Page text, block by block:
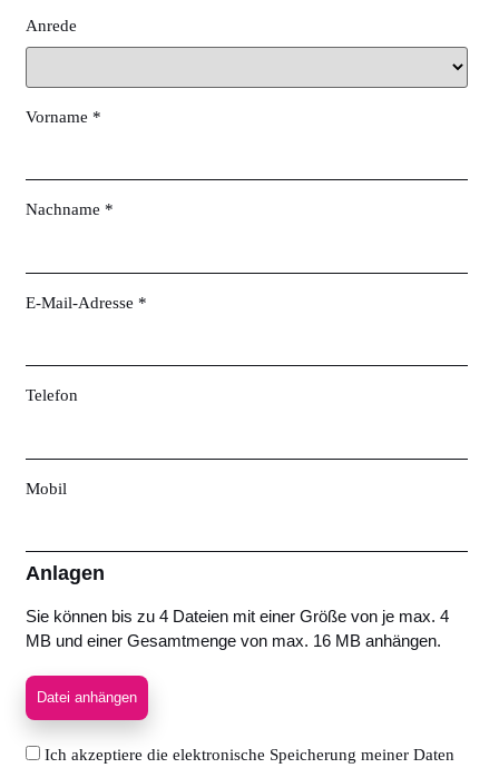
Anrede
Vorname *
Nachname *
E-Mail-Adresse *
Telefon
Mobil
Anlagen
Sie können bis zu 4 Dateien mit einer Größe von je max. 4
MB und einer Gesamtmenge von max. 16 MB anhängen.
Datei anhängen
Ich akzeptiere die elektronische Speicherung meiner Daten